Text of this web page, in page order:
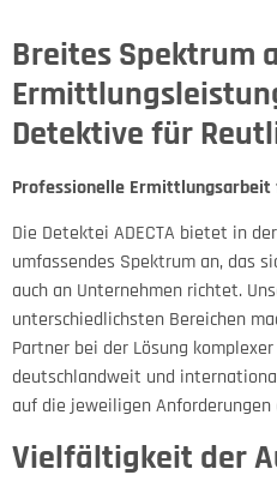
Breites Spektrum
Detektive für
Professionelle
Die Detektei ADECTA bietet in
umfassendes Spektrum an, das
auch an Unternehmen richtet.
unterschiedlichsten Bereichen
Partner bei der Lösung
deutschlandweit und
auf die jeweiligen Anforderungen
Vielfältigkeit der